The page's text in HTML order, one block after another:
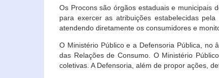
Os Procons são órgãos estaduais e municipais
para exercer as atribuições estabelecidas
atendendo diretamente os consumidores e
O Ministério Público e a Defensoria Pública, no
das Relações de Consumo. O Ministério
coletivas. A Defensoria, além de propor ações,